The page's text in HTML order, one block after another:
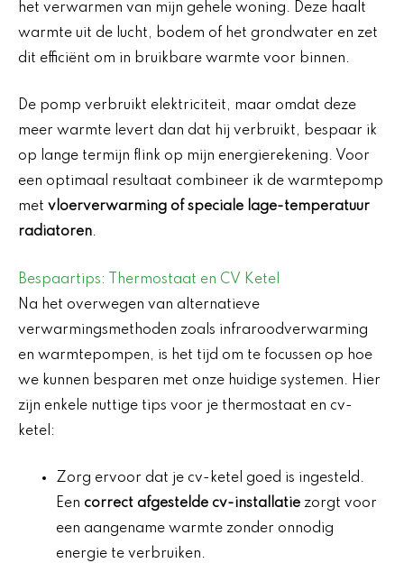
het verwarmen van mijn gehele woning. Deze haalt
warmte uit de lucht, bodem of het grondwater en zet
dit efficiënt om in bruikbare warmte voor binnen.
De pomp verbruikt elektriciteit, maar omdat deze
meer warmte levert dan dat hij verbruikt, bespaar ik
op lange termijn flink op mijn energierekening. Voor
een optimaal resultaat combineer ik de warmtepomp
met vloerverwarming of speciale lage-temperatuur
radiatoren.
Bespaartips: Thermostaat en CV Ketel
Na het overwegen van alternatieve
verwarmingsmethoden zoals infraroodverwarming
en warmtepompen, is het tijd om te focussen op hoe
we kunnen besparen met onze huidige systemen. Hier
zijn enkele nuttige tips voor je thermostaat en cv-
ketel:
Zorg ervoor dat je cv-ketel goed is ingesteld.
Een correct afgestelde cv-installatie zorgt voor
een aangename warmte zonder onnodig
energie te verbruiken.